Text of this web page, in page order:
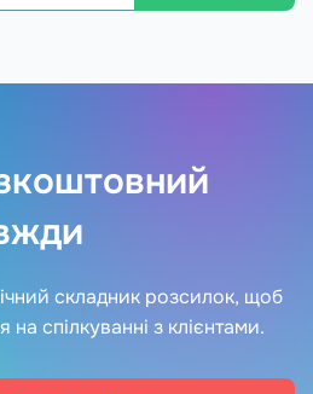
складник розсилок, щоб
спілкуванні з клієнтами.